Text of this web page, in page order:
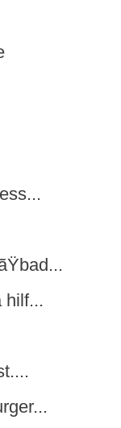
hilf...